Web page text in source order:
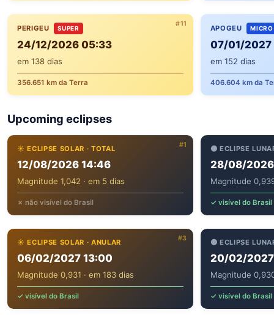
#11
PERIGEU SUPER
24/12/2026 05:33
em 138 dias
356.651 km da Terra
APOGEU MICRO
07/01/2027
em 152 dias
406.604 km da
Upcoming eclipses
#1
☀️ ECLIPSE SOLAR · TOTAL
12/08/2026 14:46
Magnitude 1,042 · em 5 dias
✗ não visível do Brasil
🌑 ECLIPSE
28/08/2026
Magnitude
✓ visível do Brasil
#3
☀️ ECLIPSE SOLAR · ANULAR
06/02/2027 13:00
Magnitude 0,931 · em 183 dias
✓ visível do Brasil
🌑 ECLIPSE
20/02/
Magnitude
✓ visível do Brasil